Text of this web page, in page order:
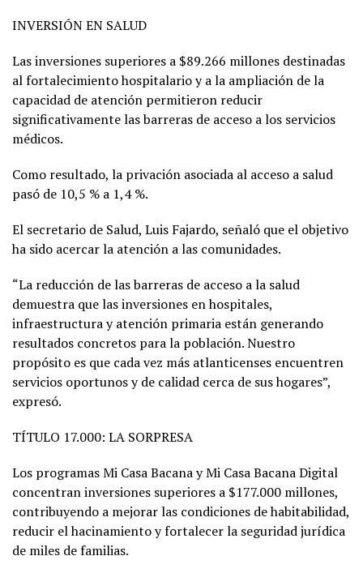
INVERSIÓN EN SALUD
Las inversiones superiores a $89.266 millones destinadas
al fortalecimiento hospitalario y a la ampliación de la
capacidad de atención permitieron reducir
significativamente las barreras de acceso a los servicios
médicos.
Como resultado, la privación asociada al acceso a salud
pasó de 10,5 % a 1,4 %.
El secretario de Salud, Luis Fajardo, señaló que el objetivo
ha sido acercar la atención a las comunidades.
“La reducción de las barreras de acceso a la salud
demuestra que las inversiones en hospitales,
infraestructura y atención primaria están generando
resultados concretos para la población. Nuestro
propósito es que cada vez más atlanticenses encuentren
servicios oportunos y de calidad cerca de sus hogares”,
expresó.
TÍTULO 17.000: LA SORPRESA
Los programas Mi Casa Bacana y Mi Casa Bacana Digital
concentran inversiones superiores a $177.000 millones,
contribuyendo a mejorar las condiciones de habitabilidad,
reducir el hacinamiento y fortalecer la seguridad jurídica
de miles de familias.